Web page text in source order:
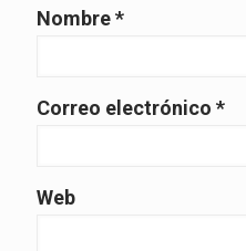
Nombre*
Correo electrónico *
Web